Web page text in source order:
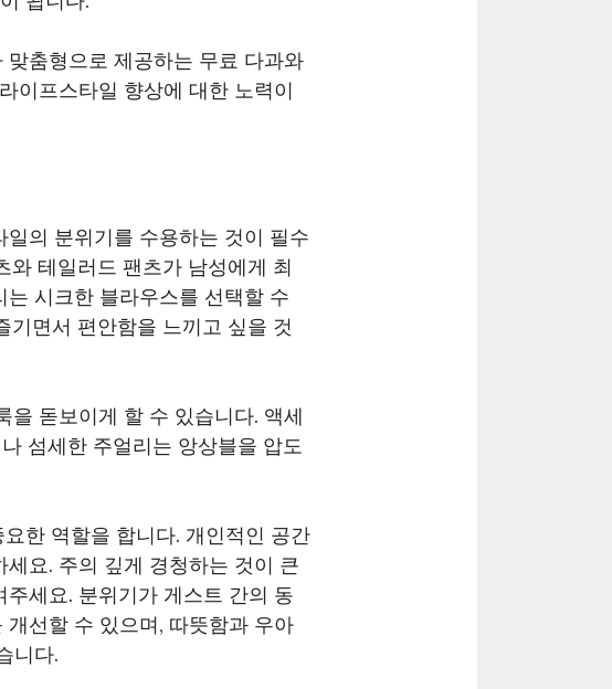
춤형으로 제공하는 무료 다과와
이프스타일 향상에 대한 노력이
의 분위기를 수용하는 것이 필수
와 테일러드 팬츠가 남성에게 최
시크한 블라우스를 선택할 수
기면서 편안함을 느끼고 싶을 것
을 돋보이게 할 수 있습니다. 액세
섬세한 주얼리는 앙상블을 압도
한 역할을 합니다. 개인적인 공간
요. 주의 깊게 경청하는 것이 큰
세요. 분위기가 게스트 간의 동
선할 수 있으며, 따뜻함과 우아
니다.